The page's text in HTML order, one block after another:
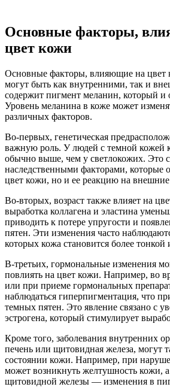
Основные факторы,
цвет кожи
Основные факторы, влияющие на цвет
могут быть как внутренними, так и
содержит пигмент меланин, который и
Уровень меланина в коже может
различных факторов.
Во-первых, генетическая
важную роль. У людей с темной кожей
обычно выше, чем у светлокожих. Это
наследственными факторами, которые
цвет кожи, но и ее реакцию на внешние
Во-вторых, возраст также влияет на
выработка коллагена и эластина
приводить к потере упругости и
пятен. Эти изменения часто
которых кожа становится более тонкой
В-третьих, гормональные изменения
повлиять на цвет кожи. Например, во
или при приеме гормональных
наблюдаться гиперпигментация, что
темных пятен. Это явление связано с
эстрогена, который стимулирует
Кроме того, заболевания внутренних
печень или щитовидная железа, могут
состоянии кожи. Например, при
может возникнуть желтушность кожи,
щитовидной железы — изменения в